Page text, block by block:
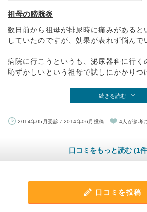
祖母の膀胱炎
数日前から祖母が排尿時に痛みがあると
していたのですが、効果が表れず悩んで
病院に行こうというも、泌尿器科に行く
恥ずかしいという祖母で試しにかかりつ
続きを読む
2014年05月受診 / 2014年06月投稿 4人が参考
口コミをもっと読む (1
口コミを投稿